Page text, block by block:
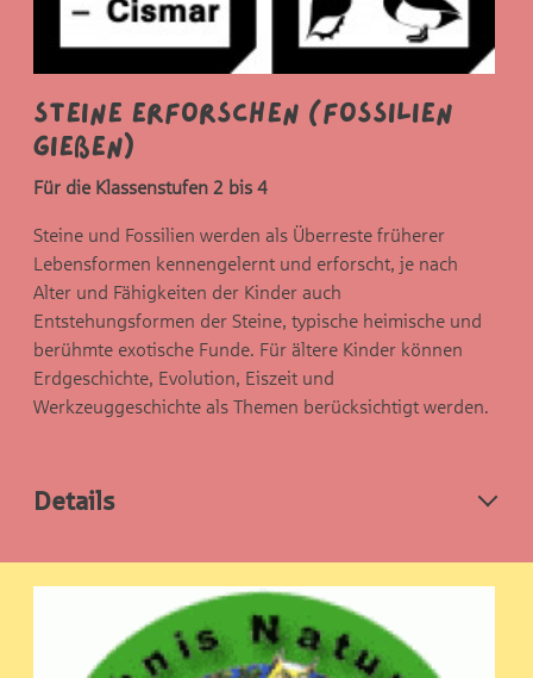
Steine erforschen (Fossilien
gießen)
Für die Klassenstufen 2 bis 4
Steine und Fossilien werden als Überreste früherer
Lebensformen kennengelernt und erforscht, je nach
Alter und Fähigkeiten der Kinder auch
Entstehungsformen der Steine, typische heimische und
berühmte exotische Funde. Für ältere Kinder können
Erdgeschichte, Evolution, Eiszeit und
Werkzeuggeschichte als Themen berücksichtigt werden.
Details